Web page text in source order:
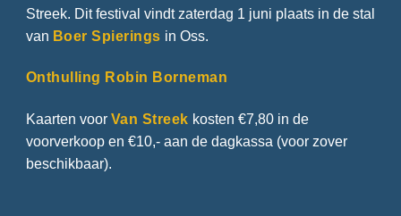
Streek. Dit festival vindt zaterdag 1 juni plaats in de stal
van Boer Spierings in Oss.
Onthulling Robin Borneman
Kaarten voor Van Streek kosten €7,80 in de
voorverkoop en €10,- aan de dagkassa (voor zover
beschikbaar).